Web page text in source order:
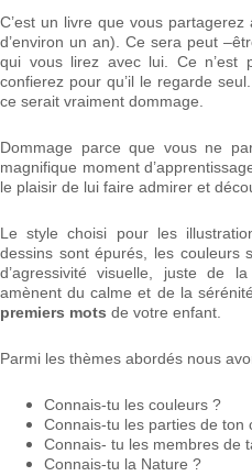
C’est un livre que vous
d’environ un an). Ce sera peut
qui vous lirez avec lui. Ce n’est
confierez pour qu’il le regarde
ce serait vraiment dommage.
Dommage parce que vous ne
magnifique moment
le plaisir de lui faire admirer et
Le style choisi pour les
dessins sont épurés, les couleurs
d’agressivité visuelle, juste de
amènent du calme et de la
premiers mots de votre enfant.
Parmi les thèmes abordés nous
Connais-tu les couleurs ?
Connais-tu les parties de ton
Connais- tu les membres de
Connais-tu la Nature ?